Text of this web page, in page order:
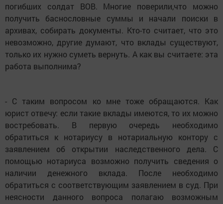
погибших солдат ВОВ. Многие поверили,что можно
получить баснословные суммы и начали поиски в
архивах, собирать документы. Кто-то считает, что это
невозможно, другие думают, что вклады существуют,
только их нужно суметь вернуть. А как вы считаете: эта
работа выполнима?
- С таким вопросом ко мне тоже обращаются. Как
юрист отвечу: если такие вклады имеются, то их можно
востребовать. В первую очередь необходимо
обратиться к нотариусу в нотариальную контору с
заявлением об открытии наследственного дела. С
помощью нотариуса возможно получить сведения о
наличии денежного вклада. После необходимо
обратиться с соответствующим заявлением в суд. При
неясности данного вопроса полагаю возможным